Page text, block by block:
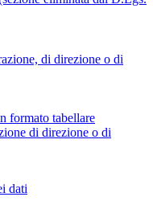
di direzione o di
formato tabellare
di direzione o di
dati